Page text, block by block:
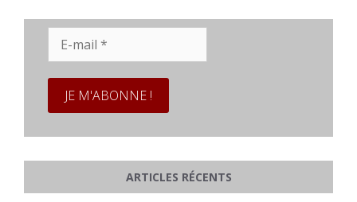
mail
ARTICLES RÉCENTS